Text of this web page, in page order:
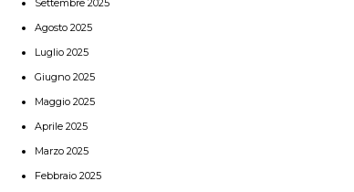
Agosto 2025
Luglio 2025
Giugno 2025
Maggio 2025
Aprile 2025
Marzo 2025
Febbraio 2025